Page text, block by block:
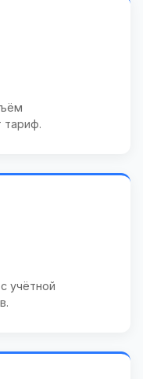
тариф.
учётной